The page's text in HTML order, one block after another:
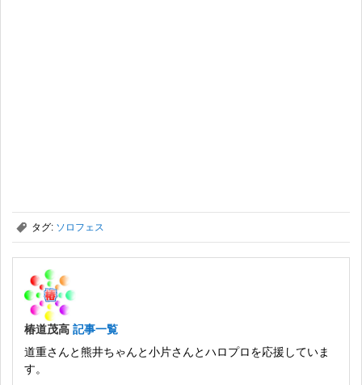
, タグ: ソロフェス
椿道茂高 記事一覧
道重さんと熊井ちゃんと小片さんとハロプロを応援していま
す。